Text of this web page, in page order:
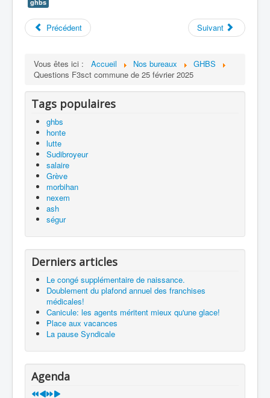
ghbs
Précédent Suivant
Vous êtes ici : Accueil Nos bureaux
GHBS
Questions F3sct commune de 25 février 2025
Tags populaires
ghbs
honte
lutte
Sudibroyeur
salaire
Grève
morbihan
nexem
ash
ségur
Derniers articles
Le congé supplémentaire de naissance.
Doublement du plafond annuel des franchises
médicales!
Canicule: les agents méritent mieux qu'une glace!
Place aux vacances
La pause Syndicale
Agenda